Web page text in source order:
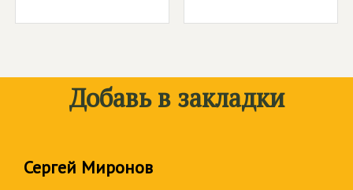
Добавь в закладки
Сергей Миронов